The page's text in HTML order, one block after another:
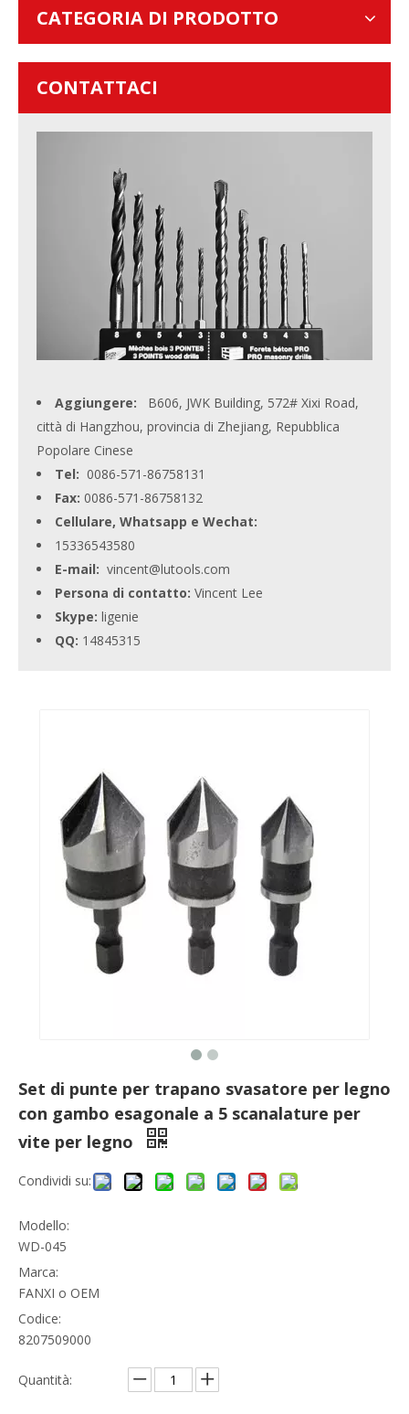
CATEGORIA DI PRODOTTO
CONTATTACI
Aggiungere:
B606, JWK Building, 572# Xixi Road,
città di Hangzhou, provincia di Zhejiang, Repubblica
Popolare Cinese
Tel: 0086-571-86758131
Fax: 0086-571-86758132
Cellulare, Whatsapp e Wechat:
15336543580
E-mail: vincent@lutools.com
Persona di contatto: Vincent Lee
Skype: ligenie
QQ: 14845315
Set di punte per trapano svasatore per legno
con gambo esagonale a 5 scanalature per
vite per legno
Condividi su:
Modello:
WD-045
Marca:
FANXI o OEM
Codice:
8207509000
Quantità: